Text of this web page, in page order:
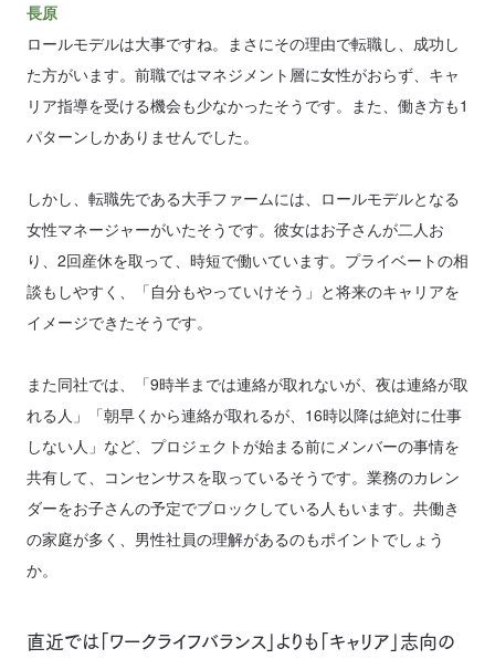
長原
ロールモデルは大事ですね。まさにその理由で転職し、成功し
た方がいます。前職ではマネジメント層に女性がおらず、キャ
リア指導を受ける機会も少なかったそうです。また、働き方も1
パターンしかありませんでした。
しかし、転職先である大手ファームには、ロールモデルとなる
女性マネージャーがいたそうです。彼女はお子さんが二人お
り、2回産休を取って、時短で働いています。プライベートの相
談もしやすく、「自分もやっていけそう」と将来のキャリアを
イメージできたそうです。
また同社では、「9時半までは連絡が取れないが、夜は連絡が取
れる人」「朝早くから連絡が取れるが、16時以降は絶対に仕事
しない人」など、プロジェクトが始まる前にメンバーの事情を
共有して、コンセンサスを取っているそうです。業務のカレン
ダーをお子さんの予定でブロックしている人もいます。共働き
の家庭が多く、男性社員の理解があるのもポイントでしょう
か。
直近では「ワークライフバランス」よりも「キャリア」志向の